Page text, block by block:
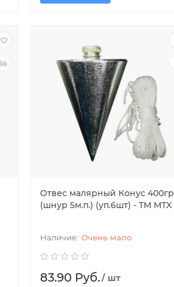
Отвес малярный Конус 400гр
(шнур 5м.п.) (уп.6шт) - ТМ MTX
Очень мало
83.90 Руб./ шт